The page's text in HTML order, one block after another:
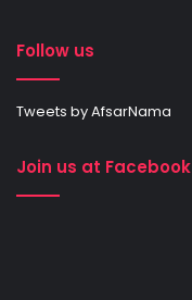
Follow us
Tweets by AfsarNama
Join us at Facebook